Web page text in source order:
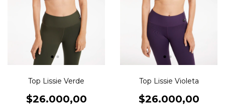
Top Lissie Verde
$26.000,00
Top Lissie Violeta
$26.000,00